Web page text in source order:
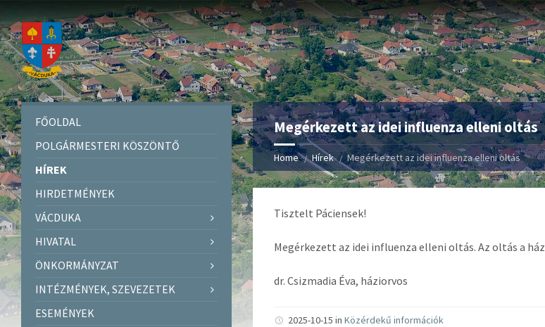
Megérkezett az idei influenza elleni oltás
Home Hírek Megérkezett az idei influenza elleni oltás
Tisztelt Páciensek!
Megérkezett az idei influenza elleni oltás. Az oltás a
dr. Csizmadia Éva, háziorvos
2025-10-15 in Közérdekű információk
FŐOLDAL
POLGÁRMESTERI KÖSZÖNTŐ
HÍREK
HIRDETMÉNYEK
VÁCDUKA
HIVATAL
ÖNKORMÁNYZAT
INTÉZMÉNYEK, SZEVEZETEK
ESEMÉNYEK